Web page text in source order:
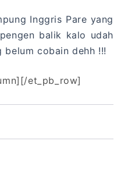
Inggris Pare yang
balik kalo udah
cobain dehh !!!
et_pb_row]